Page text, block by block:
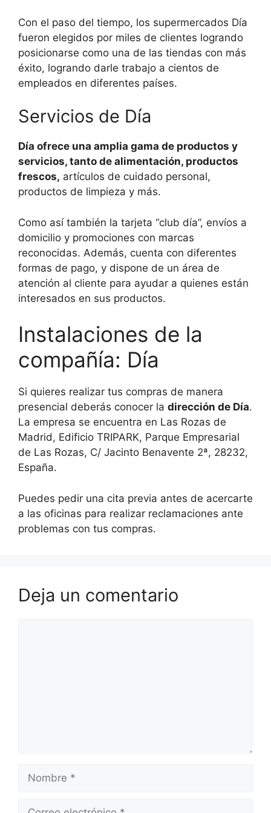
Con el paso del tiempo, los supermercados Día
fueron elegidos por miles de clientes logrando
posicionarse como una de las tiendas con más
éxito, logrando darle trabajo a cientos de
empleados en diferentes países.
Servicios de Día
Día ofrece una amplia gama de productos y
servicios, tanto de alimentación, productos
frescos, artículos de cuidado personal,
productos de limpieza y más.
Como así también la tarjeta “club día”, envíos a
domicilio y promociones con marcas
reconocidas. Además, cuenta con diferentes
formas de pago, y dispone de un área de
atención al cliente para ayudar a quienes están
interesados en sus productos.
Instalaciones de la
compañía: Día
Si quieres realizar tus compras de manera
presencial deberás conocer la dirección de Día.
La empresa se encuentra en Las Rozas de
Madrid, Edificio TRIPARK, Parque Empresarial
de Las Rozas, C/ Jacinto Benavente 2ª, 28232,
España.
Puedes pedir una cita previa antes de acercarte
a las oficinas para realizar reclamaciones ante
problemas con tus compras.
Deja un comentario